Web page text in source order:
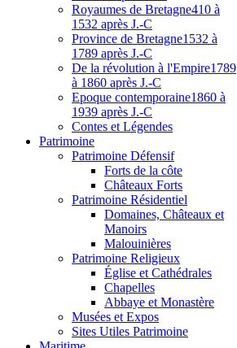
Royaumes de Bretagne410 à
1532 après J.-C
Province de Bretagne1532 à
1789 après J.-C
De la révolution à l'Empire1789
à 1860 après J.-C
Epoque contemporaine1860 à
1939 après J.-C
Contes et Légendes
Patrimoine
Patrimoine Défensif
Forts de la côte
Châteaux Forts
Patrimoine Résidentiel
Domaines, Châteaux et
Manoirs
Malouinières
Patrimoine Religieux
Église et Cathédrales
Chapelles
Abbaye et Monastère
Musées et Expos
Sites Utiles Patrimoine